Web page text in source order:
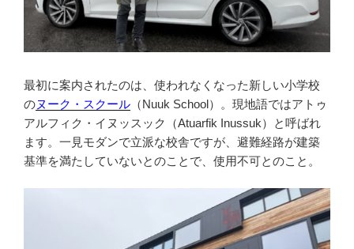
最初に案内されたのは、使われなくなった新しい小学校
のヌーク・スクール （Nuuk School）。現地語ではアトゥ
アルフィク・イヌッスック（Atuarfik Inussuk）と呼ばれ
ます。一見モダンで立派な校舎ですが、避難経路が建築
基準を満たしていないとのことで、使用不可とのこと。